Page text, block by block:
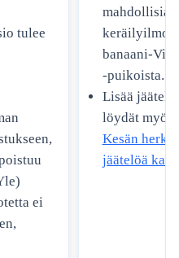
tulee
ei
mahdollisia
banaani-
-puikoista.
Lisää
löydät myös
Kesän
jäätelöä